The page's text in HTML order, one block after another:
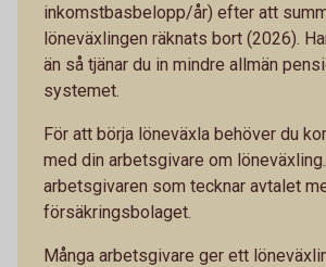
inkomstbasbelopp/år) efter att
löneväxlingen räknats bort (2026).
än så tjänar du in mindre allmän
systemet.
För att börja löneväxla behöver du
med din arbetsgivare om
arbetsgivaren som tecknar avtalet
försäkringsbolaget.
Många arbetsgivare ger ett